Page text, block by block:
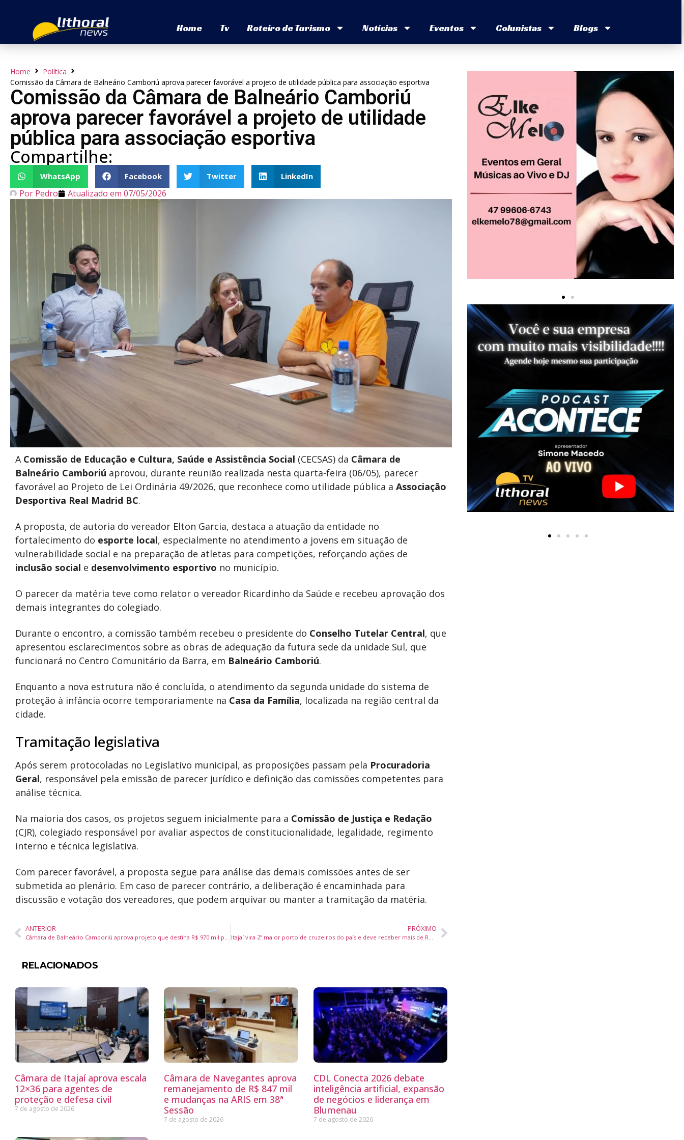
Home Tv Roteiro de Turismo Notícias Eventos Colunistas Blogs
Home
Política
Comissão da Câmara de Balneário Camboriú aprova parecer favorável a projeto de utilidade pública para associação esportiva
Comissão da Câmara de Balneário Camboriú
aprova parecer favorável a projeto de utilidade
pública para associação esportiva
Compartilhe:
WhatsApp Facebook Twitter LinkedIn
Por Pedro Atualizado em 07/05/2026
A Comissão de Educação e Cultura, Saúde e Assistência Social (CECSAS) da Câmara de
Balneário Camboriú aprovou, durante reunião realizada nesta quarta-feira (06/05), parecer
favorável ao Projeto de Lei Ordinária 49/2026, que reconhece como utilidade pública a Associação
Desportiva Real Madrid BC.
A proposta, de autoria do vereador Elton Garcia, destaca a atuação da entidade no
fortalecimento do esporte local, especialmente no atendimento a jovens em situação de
vulnerabilidade social e na preparação de atletas para competições, reforçando ações de
inclusão social e desenvolvimento esportivo no município.
O parecer da matéria teve como relator o vereador Ricardinho da Saúde e recebeu aprovação dos
demais integrantes do colegiado.
Durante o encontro, a comissão também recebeu o presidente do Conselho Tutelar Central, que
apresentou esclarecimentos sobre as obras de adequação da futura sede da unidade Sul, que
funcionará no Centro Comunitário da Barra, em Balneário Camboriú.
Enquanto a nova estrutura não é concluída, o atendimento da segunda unidade do sistema de
proteção à infância ocorre temporariamente na Casa da Família, localizada na região central da
cidade.
Tramitação legislativa
Após serem protocoladas no Legislativo municipal, as proposições passam pela Procuradoria
Geral, responsável pela emissão de parecer jurídico e definição das comissões competentes para
análise técnica.
Na maioria dos casos, os projetos seguem inicialmente para a Comissão de Justiça e Redação
(CJR), colegiado responsável por avaliar aspectos de constitucionalidade, legalidade, regimento
interno e técnica legislativa.
Com parecer favorável, a proposta segue para análise das demais comissões antes de ser
submetida ao plenário. Em caso de parecer contrário, a deliberação é encaminhada para
discussão e votação dos vereadores, que podem arquivar ou manter a tramitação da matéria.
ANTERIOR
Câmara de Balneário Camboriú aprova projeto que destina R$ 970 mil para a Festa dos Pescadores em 2026
PRÓXIMO
Itajaí vira 2º maior porto de cruzeiros do país e deve receber mais de R$ 400 milhões em projetos náuticos
RELACIONADOS
Câmara de Itajaí aprova escala
12×36 para agentes de
proteção e defesa civil
7 de agosto de 2026
Câmara de Navegantes aprova
remanejamento de R$ 847 mil
e mudanças na ARIS em 38ª
Sessão
7 de agosto de 2026
CDL Conecta 2026 debate
inteligência artificial, expansão
de negócios e liderança em
Blumenau
7 de agosto de 2026